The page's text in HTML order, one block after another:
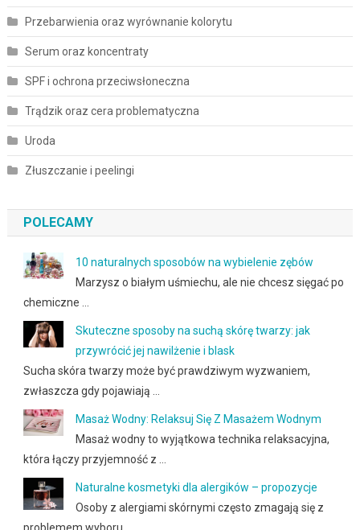
Przebarwienia oraz wyrównanie kolorytu
Serum oraz koncentraty
SPF i ochrona przeciwsłoneczna
Trądzik oraz cera problematyczna
Uroda
Złuszczanie i peelingi
POLECAMY
10 naturalnych sposobów na wybielenie zębów
Marzysz o białym uśmiechu, ale nie chcesz sięgać po
chemiczne …
Skuteczne sposoby na suchą skórę twarzy: jak
przywrócić jej nawilżenie i blask
Sucha skóra twarzy może być prawdziwym wyzwaniem,
zwłaszcza gdy pojawiają …
Masaż Wodny: Relaksuj Się Z Masażem Wodnym
Masaż wodny to wyjątkowa technika relaksacyjna,
która łączy przyjemność z …
Naturalne kosmetyki dla alergików – propozycje
Osoby z alergiami skórnymi często zmagają się z